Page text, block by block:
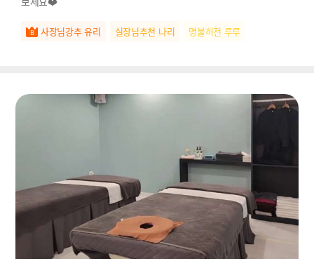
사장님강추 유리 실장님추천 나리 명불허전 루루